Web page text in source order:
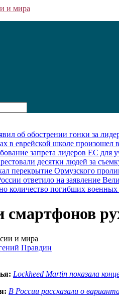
и мира
об обострении гонки за
в еврейской школе произошел
запрета лидеров ЕС для
десятки людей за
перекрытие Ормузского
ответило на заявление
количество погибших
смартфонов
Правдин
Lockheed Martin показала
В России рассказали о